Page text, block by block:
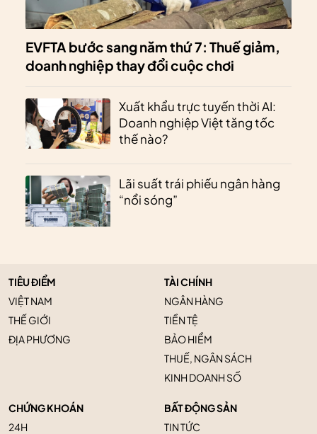
EVFTA bước sang năm thứ 7: Thuế giảm,
doanh nghiệp thay đổi cuộc chơi
Xuất khẩu trực tuyến thời AI:
Doanh nghiệp Việt tăng tốc
thế nào?
Lãi suất trái phiếu ngân hàng
“nổi sóng”
TIÊU ĐIỂM
VIỆT NAM
THẾ GIỚI
ĐỊA PHƯƠNG
TÀI CHÍNH
NGÂN HÀNG
TIỀN TỆ
BẢO HIỂM
THUẾ, NGÂN SÁCH
KINH DOANH SỐ
CHỨNG KHOÁN
24H
BẤT ĐỘNG SẢN
TIN TỨC